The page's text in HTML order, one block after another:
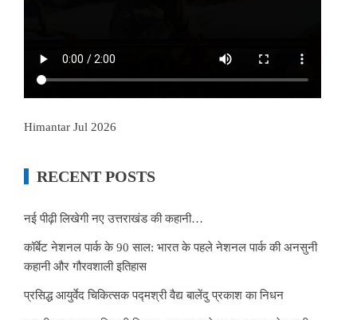
Himantar Jul 2026
RECENT POSTS
नई पीढ़ी लिखेगी नए उत्तराखंड की कहानी…
कॉर्बेट नेशनल पार्क के 90 साल: भारत के पहले नेशनल पार्क की अनसुनी
कहानी और गौरवशाली इतिहास
प्रसिद्ध आयुर्वेद चिकित्सक पद्मश्री वैद्य बालेंदु प्रकाश का निधन